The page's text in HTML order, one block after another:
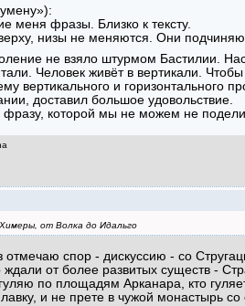
меня фразы. Близко к тексту.
низы не меняются. Они
не взяло штурмом Бастилии.
Человек живёт в вертикали.
вертикального и горизонтального
доставил большое удовольствие.
фразу, которой мы не можем не
от Волка до Идальго
спор - дискуссию - со
от более развитых существ -
по площадям Арканара, кто
и не прете в чужой монастырь